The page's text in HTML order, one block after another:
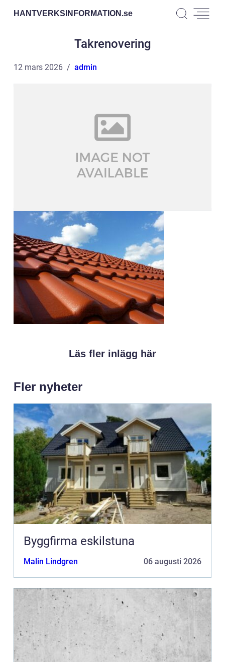
HANTVERKSINFORMATION.se
Takrenovering
12 mars 2026 admin
Läs fler inlägg här
Fler nyheter
Byggfirma eskilstuna
Malin Lindgren 06 augusti 2026